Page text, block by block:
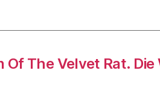
Of The Velvet Rat. Die